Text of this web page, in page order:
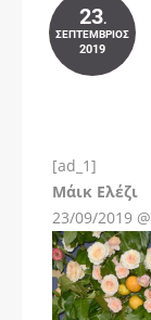
23.
ΣΕΠΤΈΜΒΡΙΟΣ
2019
[ad_1]
Μάικ Ελέζι
23/09/2019